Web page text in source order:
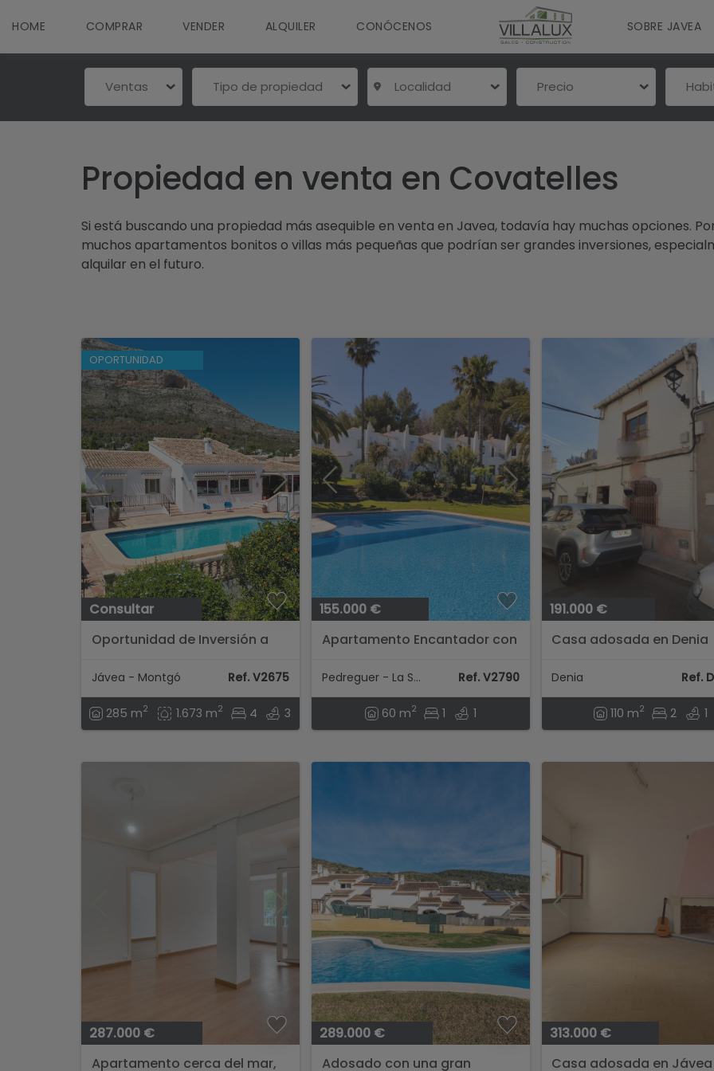
HOME COMPRAR VENDER ALQUILER CONÓCENOS SOBRE JAVEA
Ventas Tipo de propiedad Localidad Precio
Propiedad en venta en Covatelles
Si está buscando una propiedad más asequible en venta en Javea, todavía hay muchas opciones.
muchos apartamentos bonitos o villas más pequeñas que podrían ser grandes inversiones,
alquilar en el futuro.
OPORTUNIDAD
Consultar
Oportunidad de Inversión a
Jávea - Montgó Ref. V2675
285 m2 1.673 m2 4 3
155.000 €
Apartamento Encantador con
Sella...
Pedreguer - La Sella Ref. V2790
60 m2 1 1
191.000 €
Casa adosada en Denia
Denia Ref.
110 m2 2 1
287.000 €
Apartamento cerca del mar,
289.000 €
Adosado con una gran
313.000 €
Casa adosada en